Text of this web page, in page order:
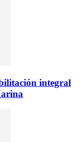
integral